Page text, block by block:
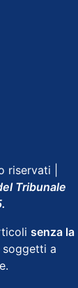
|
Tribunale
senza la
soggetti a